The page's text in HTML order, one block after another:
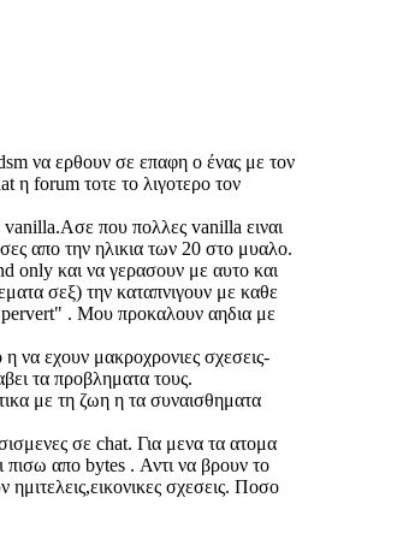
να ερθουν σε επαφη ο ένας με τον
η forum τοτε το λιγοτερο τον
vanilla.Ασε που πολλες vanilla ειναι
απο την ηλικια των 20 στο μυαλο.
only και να γερασουν με αυτο και
σεξ) την καταπνιγουν με καθε
"pervert" . Μου προκαλουν αηδια με
να εχουν μακροχρονιες σχεσεις-
τα προβληματα τους.
με τη ζωη η τα συναισθηματα
σε chat. Για μενα τα ατομα
πισω απο bytes . Αντι να βρουν το
σχεσεις. Ποσο